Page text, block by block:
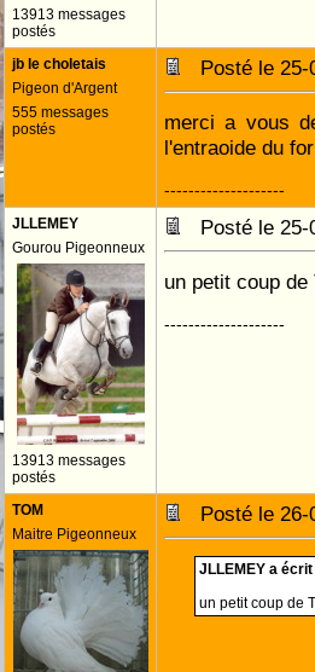
13913 messages
postés
jb le choletais
Pigeon d'Argent
555 messages
postés
Posté le 25-
merci a vous
l'entraoide du
--------------------
JLLEMEY
Gourou Pigeonneux
13913 messages
postés
Posté le 25-
un petit coup
--------------------
TOM
Maitre Pigeonneux
Posté le 26-
JLLEMEY a écrit
un petit coup de